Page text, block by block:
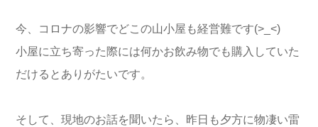
今、コロナの影響でどこの山小屋も経営難です(>_<)
小屋に立ち寄った際には何かお飲み物でも購入していた
だけるとありがたいです。
そして、現地のお話を聞いたら、昨日も夕方に物凄い雷